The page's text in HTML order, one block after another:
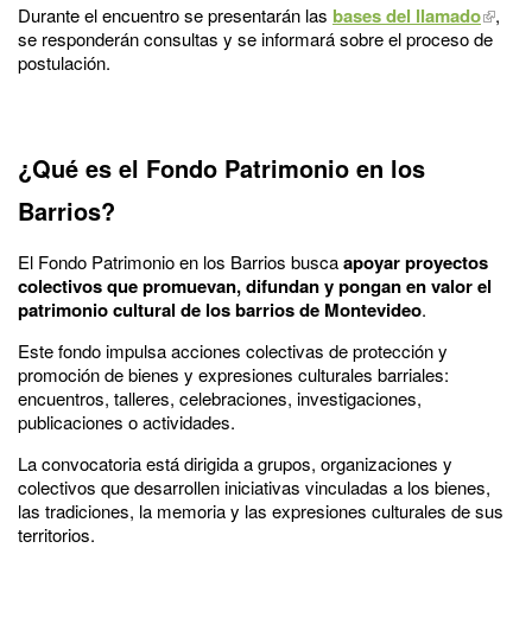
Durante el encuentro se presentarán las bases del llamado
,
se responderán consultas y se informará sobre el proceso de
postulación.
¿Qué es el Fondo Patrimonio en los
Barrios?
El Fondo Patrimonio en los Barrios buscaapoyar proyectos
colectivos que promuevan, difundan y pongan en valor el
patrimonio cultural de los barrios de Montevideo.
Este fondo impulsa acciones colectivas de protección y
promoción de bienes y expresiones culturales barriales:
encuentros, talleres, celebraciones, investigaciones,
publicaciones o actividades.
La convocatoria está dirigida a grupos, organizaciones y
colectivos que desarrollen iniciativas vinculadas a los bienes,
las tradiciones, la memoria y las expresiones culturales de sus
territorios.